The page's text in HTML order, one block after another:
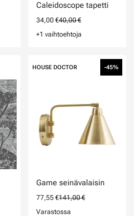
Caleidoscope tapetti
34,00 €40,00 €
+1 vaihtoehtoja
HOUSE DOCTOR -45%
Game seinävalaisin
77,55 €141,00 €
Varastossa